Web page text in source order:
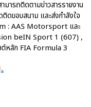
ารถติดตามข่าวสารรายงาน
ดขอบสนาม และส่งกำลังใจ
: AAS Motorsport และ
beIN Sport 1 (607) ,
หลัก FIA Formula 3